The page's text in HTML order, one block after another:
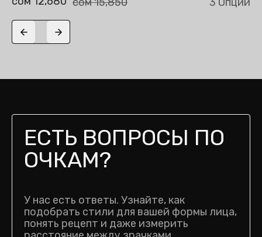
Previous slide
Next slide
ЕСТЬ ВОПРОСЫ ПО
ОЧКАМ?
У нас есть ответы. Узнайте, как
подобрать стили для вашей формы лица,
понять рецепт и даже измерить